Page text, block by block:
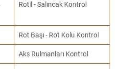
Rotil - Salıncak Kontrol
Rot Başı - Rot Kolu Kontrol
Aks Rulmanları Kontrol